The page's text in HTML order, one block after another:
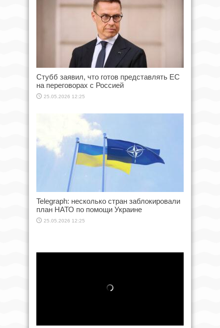
Стубб заявил, что готов представлять ЕС
на переговорах с Россией
25.05.2026 12:25
Telegraph: несколько стран заблокировали
план НАТО по помощи Украине
25.05.2026 12:25